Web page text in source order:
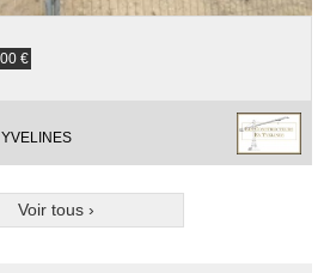
€
Voir tous ›